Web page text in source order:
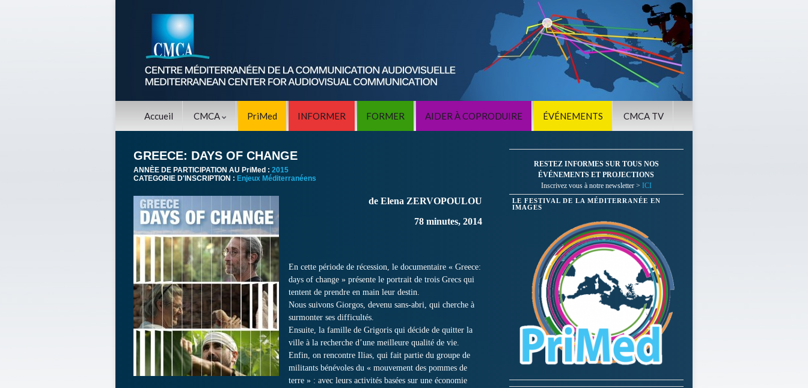
Accueil CMCA PriMed INFORMER FORMER AIDER À COPRODUIRE ÉVÉNEMENTS CMCA TV
GREECE: DAYS OF CHANGE
ANNÈE DE PARTICIPATION AU PriMed : 2015
CATEGORIE D'INSCRIPTION : Enjeux Méditerranéens
de Elena ZERVOPOULOU
78 minutes, 2014
En cette période de récession, le documentaire « Greece:
days of change » présente le portrait de trois Grecs qui
tentent de prendre en main leur destin.
Nous suivons Giorgos, devenu sans-abri, qui cherche à
surmonter ses difficultés.
Ensuite, la famille de Grigoris qui décide de quitter la
ville à la recherche d’une meilleure qualité de vie.
Enfin, on rencontre Ilias, qui fait partie du groupe de
militants bénévoles du « mouvement des pommes de
terre » : avec leurs activités basées sur une économie
RESTEZ INFORMES SUR TOUS NOS
ÉVÉNEMENTS ET PROJECTIONS
Inscrivez vous à notre newsletter > ICI
LE FESTIVAL DE LA MÉDITERRANÉE EN
IMAGES